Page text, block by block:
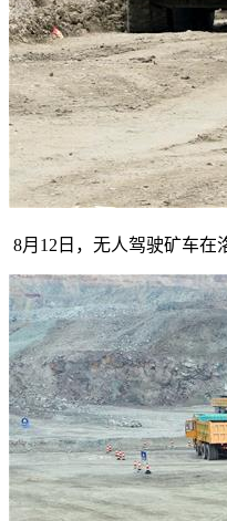
8月12日，无人驾驶矿车在